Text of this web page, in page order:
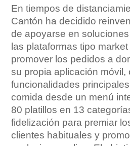
En tiempos de
Cantón ha decidido
de apoyarse en
las plataformas tipo
promover los pedidos a
su propia aplicación móvil,
funcionalidades
comida desde un menú
80 platillos en 13
fidelización para premiar
clientes habituales y